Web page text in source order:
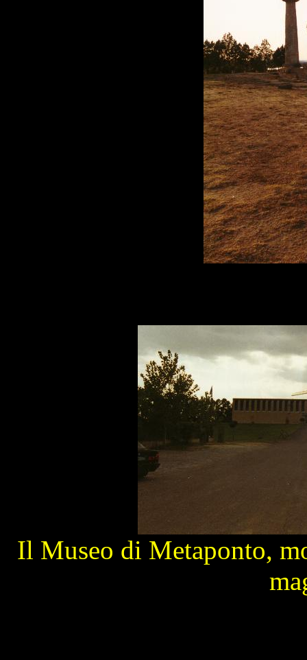
Il Museo di Metaponto,